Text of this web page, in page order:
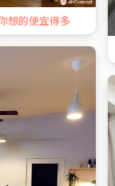
想的便宜得多